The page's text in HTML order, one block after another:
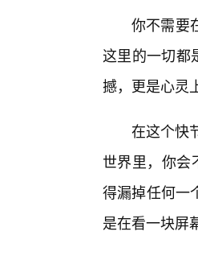
你不需要
这里的一切都
撼，更是心灵
在这个快
世界里，你会
得漏掉任何一
是在看一块屏